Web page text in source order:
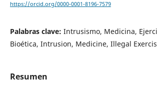
https://orcid.org/0000-0001-8196-7579
Palabras clave: Intrusismo, Medicina,
Bioética, Intrusion, Medicine, Illegal
Resumen